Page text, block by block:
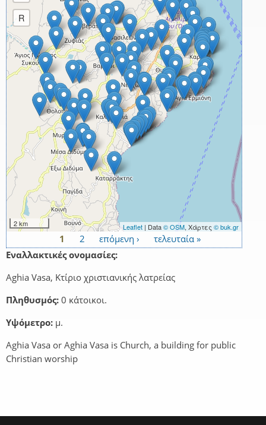
R
2 km Leaflet | Data© OSM, Χάρτες © buk.gr
Σελίδες
1 2 επόμενη ›
τελευταία »
Εναλλακτικές ονομασίες:
Aghia Vasa, Κτίριο χριστιανικής λατρείας
Πληθυσμός: 0 κάτοικοι.
Υψόμετρο: μ.
Aghia Vasa or Aghia Vasa is Church, a building for public
Christian worship